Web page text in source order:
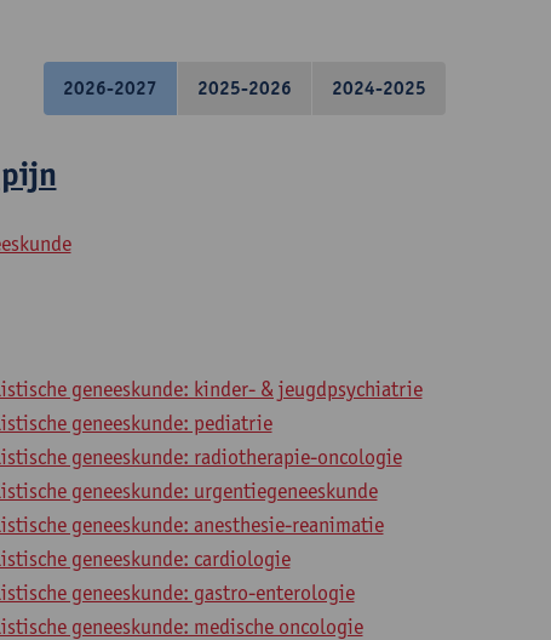
2026-2027 2025-2026 2024-2025
geneeskunde: kinder- & jeugdpsychiatrie
geneeskunde: pediatrie
geneeskunde: radiotherapie-oncologie
geneeskunde: urgentiegeneeskunde
geneeskunde: anesthesie-reanimatie
geneeskunde: cardiologie
geneeskunde: gastro-enterologie
geneeskunde: medische oncologie